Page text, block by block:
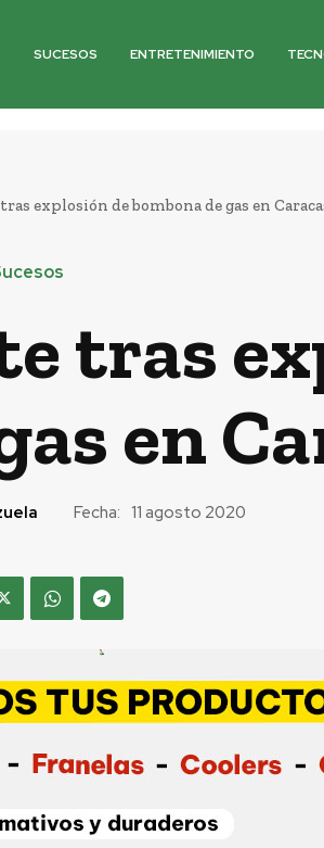
SUCESOS ENTRETENIMIENTO
explosión de bombona de gas en
tras
en
Fecha: 11 agosto 2020